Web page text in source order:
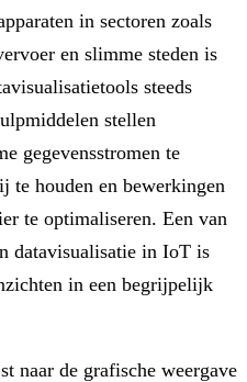
in sectoren zoals
en slimme steden is
steeds
stellen
gegevensstromen te
te houden en bewerkingen
te optimaliseren. Een van
datavisualisatie in IoT is
in een begrijpelijk
naar de grafische weergave